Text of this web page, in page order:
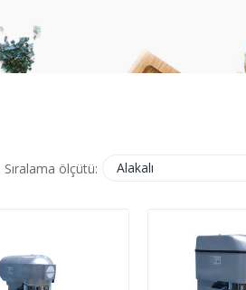
Sıralama ölçütü: Alakalı